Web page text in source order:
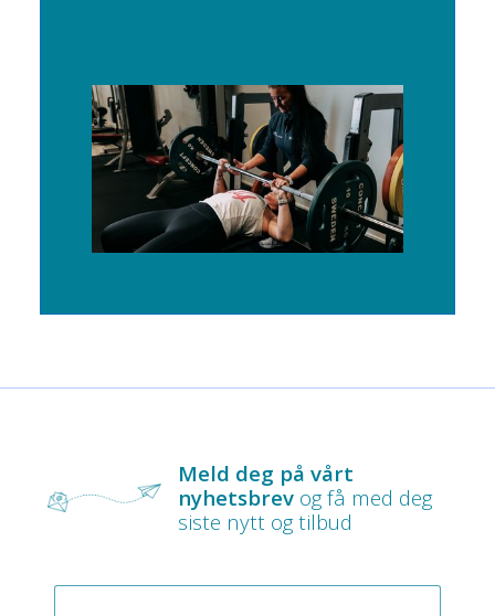
Meld deg på vårt
nyhetsbrev og få med deg
siste nytt og tilbud